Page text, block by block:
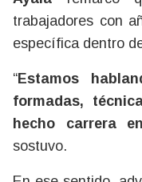
trabajadores con
específica dentro
“Estamos
formadas,
hecho carrera
sostuvo.